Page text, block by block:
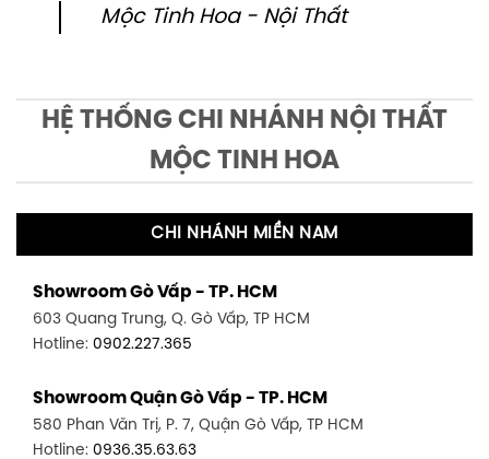
Mộc Tinh Hoa - Nội Thất
HỆ THỐNG CHI NHÁNH NỘI THẤT
MỘC TINH HOA
CHI NHÁNH MIỀN NAM
Showroom Gò Vấp - TP. HCM
603 Quang Trung, Q. Gò Vấp, TP HCM
Hotline: 0902.227.365
Showroom Quận Gò Vấp - TP. HCM
580 Phan Văn Trị, P. 7, Quận Gò Vấp, TP HCM
Hotline: 0936.35.63.63